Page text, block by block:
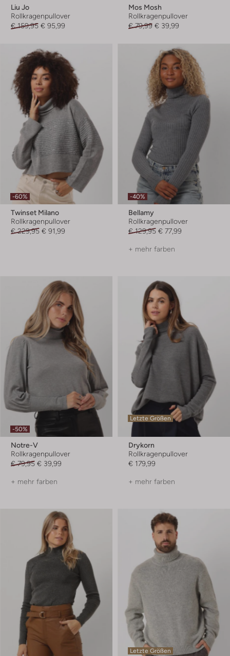
Liu Jo
Rollkragenpullover
€ 159,95 € 95,99
Mos Mosh
Rollkragenpullover
€ 79,99 € 39,99
-60%
Twinset Milano
Rollkragenpullover
€ 229,95 € 91,99
-40%
Bellamy
Rollkragenpullover
€ 129,95 € 77,99
+ mehr farben
-50%
Notre-V
Rollkragenpullover
€ 79,95 € 39,99
+ mehr farben
Letzte Größen
Drykorn
Rollkragenpullover
€ 179,99
+ mehr farben
Letzte Größen